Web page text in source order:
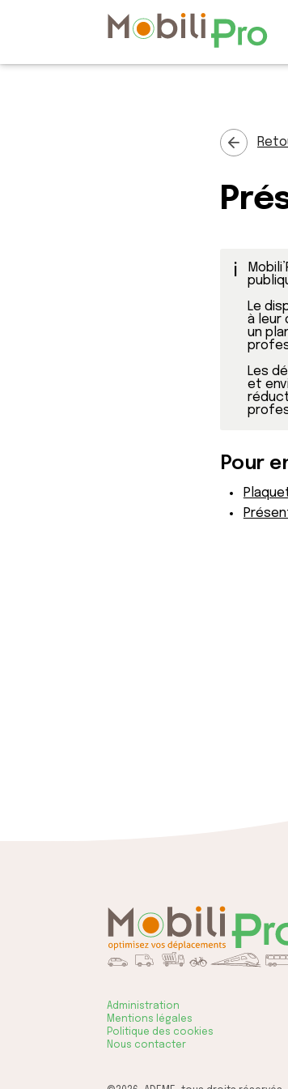
ℹ️
Le
à leur
un
Les
et
Pour
Administration
Mentions légales
Politique des cookies
Nous contacter